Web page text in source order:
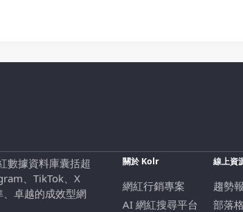
數據資料庫囊括超
、TikTok、X
卓越的成效型網
關於 Kolr
網紅行銷專案
AI 網紅搜尋平台
線上資
趨勢
部落格